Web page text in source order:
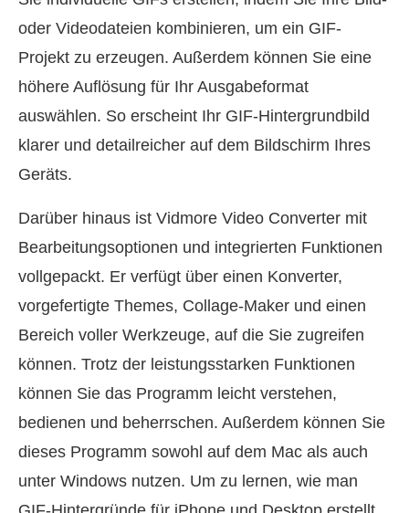
oder Videodateien kombinieren, um ein GIF-
Projekt zu erzeugen. Außerdem können Sie eine
höhere Auflösung für Ihr Ausgabeformat
auswählen. So erscheint Ihr GIF-Hintergrundbild
klarer und detailreicher auf dem Bildschirm Ihres
Geräts.
Darüber hinaus ist Vidmore Video Converter mit
Bearbeitungsoptionen und integrierten Funktionen
vollgepackt. Er verfügt über einen Konverter,
vorgefertigte Themes, Collage-Maker und einen
Bereich voller Werkzeuge, auf die Sie zugreifen
können. Trotz der leistungsstarken Funktionen
können Sie das Programm leicht verstehen,
bedienen und beherrschen. Außerdem können Sie
dieses Programm sowohl auf dem Mac als auch
unter Windows nutzen. Um zu lernen, wie man